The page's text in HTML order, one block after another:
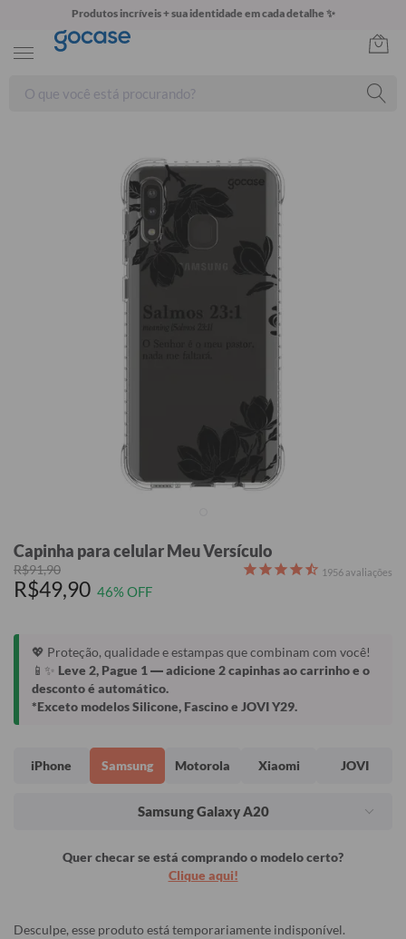
Produtos incríveis + sua identidade em cada detalhe ✨
Capinha para celular Meu Versículo
R$91,90
R$49,90 46% OFF
1956 avaliações
💖 Proteção, qualidade e estampas que combinam com você!
📱✨ Leve 2, Pague 1— adicione 2 capinhas ao carrinho e o
desconto é automático.
*Exceto modelos Silicone, Fascino e JOVI Y29.
iPhone Samsung Motorola Xiaomi JOVI
Samsung Galaxy A20
Quer checar se está comprando o modelo certo?
Clique aqui!
Desculpe, esse produto está temporariamente indisponível.